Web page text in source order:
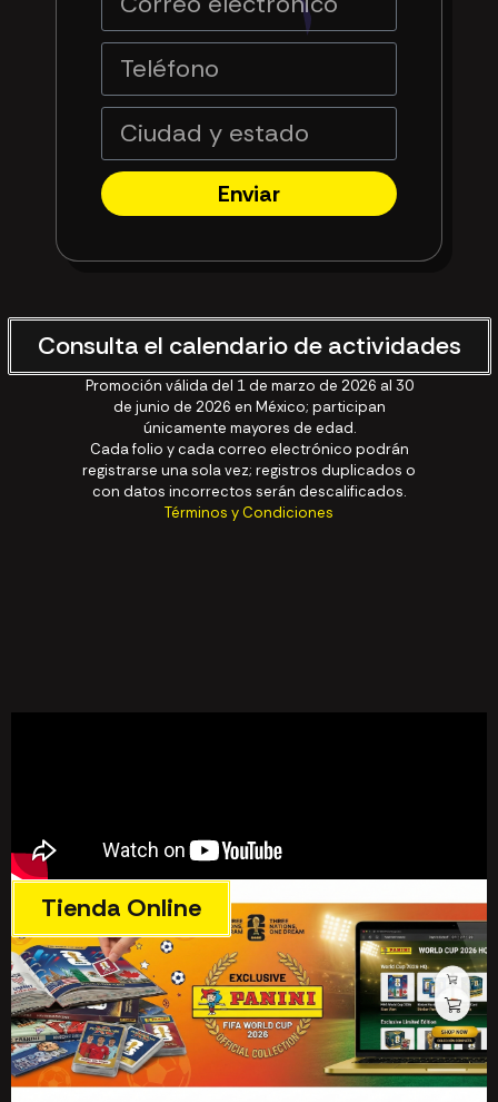
Enviar
Consulta el calendario de actividades
Promoción válida del 1 de marzo de 2026 al 30
de junio de 2026 en México; participan
únicamente mayores de edad.
Cada folio y cada correo electrónico podrán
registrarse una sola vez; registros duplicados o
con datos incorrectos serán descalificados.
Términos y Condiciones
Tienda Online